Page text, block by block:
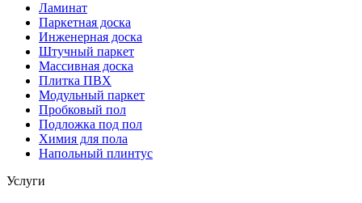
Ламинат
Паркетная доска
Инженерная доска
Штучный паркет
Массивная доска
Плитка ПВХ
Модульный паркет
Пробковый пол
Подложка под пол
Химия для пола
Напольный плинтус
Услуги